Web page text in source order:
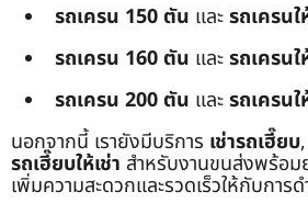
รถเครน 150 ตัน และรถเครน
รถเครน 160 ตัน และรถเครน
รถเครน 200 ตัน และรถเครน
นอกจากนี้ เรายังมีบริการ เช่ารถเฮี๊ยบ,
รถเฮี๊ยบให้เช่า สำหรับงานขนส่งพร้อ
เพิ่มความสะดวกและรวดเร็วให้กับกา